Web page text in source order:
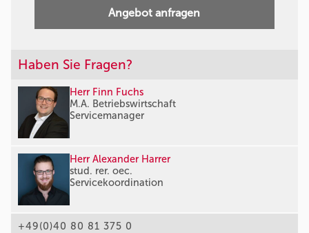
Angebot anfragen
Haben Sie Fragen?
Herr Finn Fuchs
M.A. Betriebswirtschaft
Servicemanager
Herr Alexander Harrer
stud. rer. oec.
Servicekoordination
+49(0)40 80 81 375 0